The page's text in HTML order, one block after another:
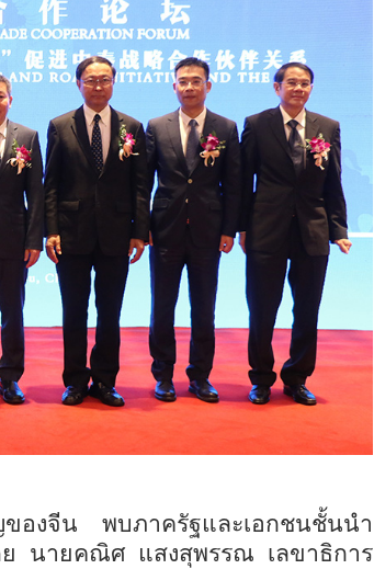
ของจีน พบภาครัฐและเอกชนชั้นนำ
ย นายคณิศ แสงสุพรรณ เลขาธิการ